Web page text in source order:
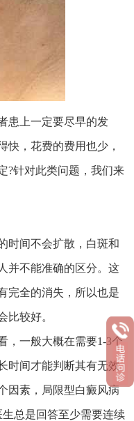
上一定要尽早的发
快，花费的费用也少，
?针对此类问题，我们来
间不会扩散，白斑和
并不能准确的区分。这
完全的消失，所以也是
比较好。
一般大概在需要1-3个
时间才能判断其有无效
因素，局限型白癜风病
总是回答至少需要连续